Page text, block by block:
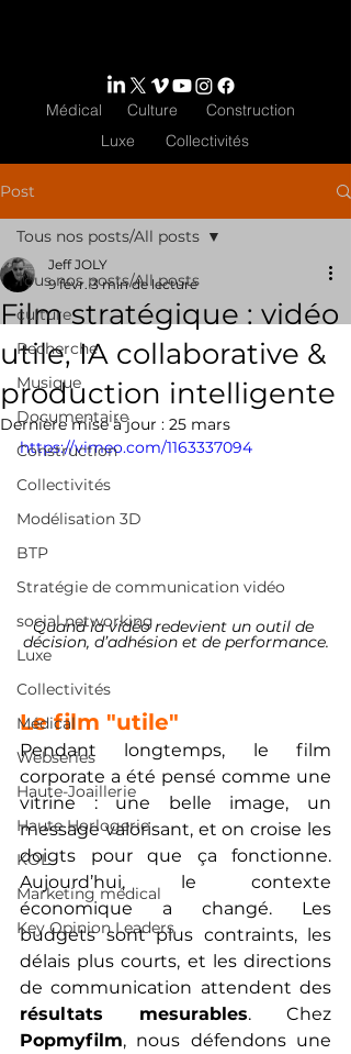
Médical Culture
Construction
Luxe
Collectivités
Post
Tous nos posts/All posts
culture
Recherche
Musique
Documentaire
Construction
Collectivités
Modélisation 3D
BTP
Stratégie de communication vidéo
social networking
Luxe
Collectivités
Médical
Webseries
Haute-Joaillerie
Haute Horlogerie
KOL
Marketing médical
Key Opinion Leaders
Tous nos posts/All posts
Film stratégique : vidéo
utile, IA collaborative &
production intelligente
Jeff JOLY
9 févr. 3 min de lecture
Dernière mise à jour : 25 mars
https://vimeo.com/1163337094
Quand la vidéo redevient un outil de
décision, d’adhésion et de performance.
Le film "utile"
Pendant longtemps, le film
corporate a été pensé comme une
vitrine : une belle image, un
message valorisant, et on croise les
doigts pour que ça fonctionne.
Aujourd’hui, le contexte
économique a changé. Les
budgets sont plus contraints, les
délais plus courts, et les directions
résultats mesurables
Popmyfilm, nous défendons une